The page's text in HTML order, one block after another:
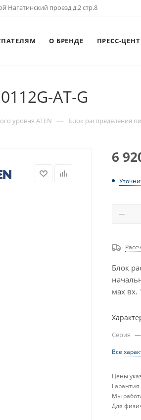
Нагатинский проезд д.2 стр.8
О БРЕНДЕ ПРЕСС-
AT-G
уровня ATEN — Блок распределения
6
Блок
мах вх.
Серия —
Все
Цены
Мы
Для